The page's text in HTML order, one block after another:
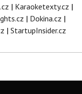
| Karaoketexty.cz |
| Dokina.cz |
| StartupInsider.cz